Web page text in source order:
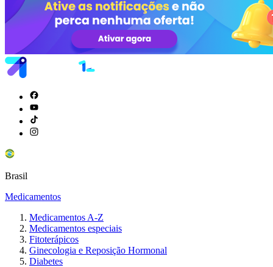
Brasil
Medicamentos
Medicamentos A-Z
Medicamentos especiais
Fitoterápicos
Ginecologia e Reposição Hormonal
Diabetes